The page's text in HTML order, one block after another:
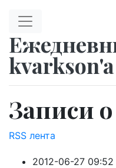
kvarkson'a
Записи
RSS лента
2012-06-27 09:52